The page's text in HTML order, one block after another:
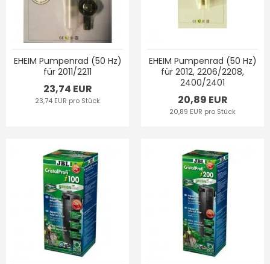
EHEIM Pumpenrad (50 Hz)
für 2011/2211
23,74 EUR
23,74 EUR pro Stück
EHEIM Pumpenrad (50 Hz)
für 2012, 2206/2208,
2400/2401
20,89 EUR
20,89 EUR pro Stück